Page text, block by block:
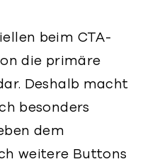
beim CTA-
die primäre
Deshalb macht
besonders
dem
weitere Buttons